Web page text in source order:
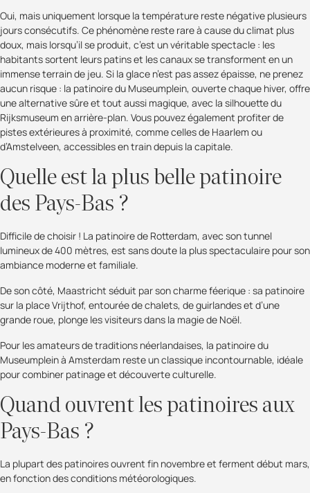
Oui, mais uniquement lorsque la température reste négative plusieurs
jours consécutifs. Ce phénomène reste rare à cause du climat plus
doux, mais lorsqu’il se produit, c’est un véritable spectacle : les
habitants sortent leurs patins et les canaux se transforment en un
immense terrain de jeu. Si la glace n’est pas assez épaisse, ne prenez
aucun risque : la patinoire du Museumplein, ouverte chaque hiver, offre
une alternative sûre et tout aussi magique, avec la silhouette du
Rijksmuseum en arrière-plan. Vous pouvez également profiter de
pistes extérieures à proximité, comme celles de Haarlem ou
d’Amstelveen, accessibles en train depuis la capitale.
Quelle est la plus belle patinoire
des Pays-Bas ?
Difficile de choisir ! La patinoire de Rotterdam, avec son tunnel
lumineux de 400 mètres, est sans doute la plus spectaculaire pour son
ambiance moderne et familiale.
De son côté, Maastricht séduit par son charme féerique : sa patinoire
sur la place Vrijthof, entourée de chalets, de guirlandes et d’une
grande roue, plonge les visiteurs dans la magie de Noël.
Pour les amateurs de traditions néerlandaises, la patinoire du
Museumplein à Amsterdam reste un classique incontournable, idéale
pour combiner patinage et découverte culturelle.
Quand ouvrent les patinoires aux
Pays-Bas ?
La plupart des patinoires ouvrent fin novembre et ferment début mars,
en fonction des conditions météorologiques.